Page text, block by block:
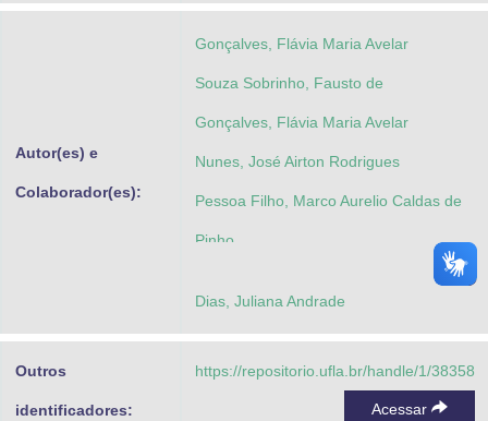
Autor(es) e
Colaborador(es):
Gonçalves, Flávia Maria Avelar
Souza Sobrinho, Fausto de
Gonçalves, Flávia Maria Avelar
Nunes, José Airton Rodrigues
Pessoa Filho, Marco Aurelio Caldas de
Pinho
Dias, Juliana Andrade
Outros
identificadores:
https://repositorio.ufla.br/handle/1/38358
Acessar